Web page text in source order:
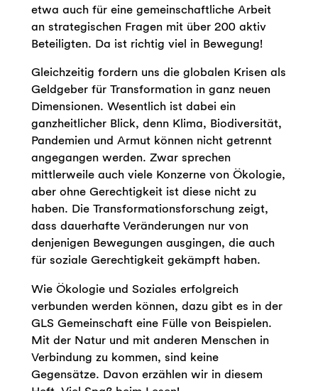
etwa auch für eine gemeinschaftliche Arbeit
an strategischen Fragen mit über 200 aktiv
Beteiligten. Da ist richtig viel in Bewegung!
Gleichzeitig fordern uns die globalen Krisen als
Geldgeber für Transformation in ganz neuen
Dimensionen. Wesentlich ist dabei ein
ganzheitlicher Blick, denn Klima, Biodiversität,
Pandemien und Armut können nicht getrennt
angegangen werden. Zwar sprechen
mittlerweile auch viele Konzerne von Ökologie,
aber ohne Gerechtigkeit ist diese nicht zu
haben. Die Transformationsforschung zeigt,
dass dauerhafte Veränderungen nur von
denjenigen Bewegungen ausgingen, die auch
für soziale Gerechtigkeit gekämpft haben.
Wie Ökologie und Soziales erfolgreich
verbunden werden können, dazu gibt es in der
GLS Gemeinschaft eine Fülle von Beispielen.
Mit der Natur und mit anderen Menschen in
Verbindung zu kommen, sind keine
Gegensätze. Davon erzählen wir in diesem